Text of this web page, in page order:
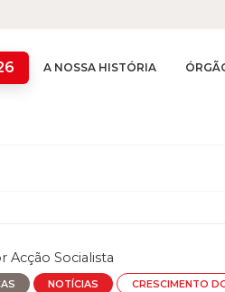
A NOSSA HISTÓRIA
Acção Socialista
NOTÍCIAS CRESCIMENTO